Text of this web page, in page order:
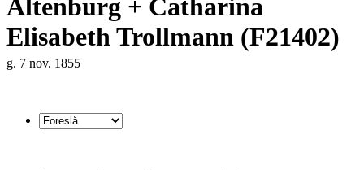
Altenburg + Catharina
Elisabeth Trollmann (F21402)
g. 7 nov. 1855